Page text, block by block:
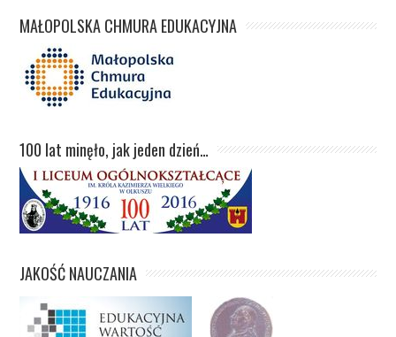
MAŁOPOLSKA CHMURA EDUKACYJNA
100 lat minęło, jak jeden dzień…
JAKOŚĆ NAUCZANIA